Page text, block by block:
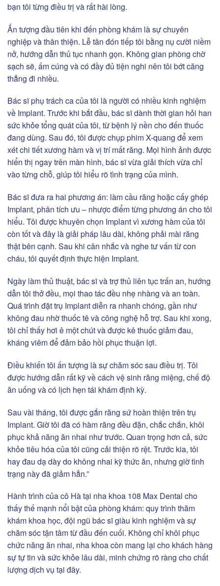
bạn tôi từng điều trị và rất hài lòng.
Ấn tượng đầu tiên khi đến phòng khám là sự chuyên
nghiệp và thân thiện. Lễ tân đón tiếp tôi bằng nụ cười niềm
nở, hướng dẫn thủ tục nhanh gọn. Không gian phòng chờ
sạch sẽ, ấm cúng và có đầy đủ tiện nghi nên tôi bớt căng
thẳng đi nhiều.
Bác sĩ phụ trách ca của tôi là người có nhiều kinh nghiệm
về Implant. Trước khi bắt đầu, bác sĩ dành thời gian hỏi han
sức khỏe tổng quát của tôi, từ bệnh lý nền cho đến thuốc
đang dùng. Sau đó, tôi được chụp phim X-quang để xem
xét chi tiết xương hàm và vị trí mất răng. Mọi hình ảnh được
hiển thị ngay trên màn hình, bác sĩ vừa giải thích vừa chỉ
vào từng chỗ, giúp tôi hiểu rõ tình trạng của mình.
Bác sĩ đưa ra hai phương án: làm cầu răng hoặc cấy ghép
Implant, phân tích ưu – nhược điểm từng phương án cho tôi
hiểu. Tôi được khuyên chọn Implant vì xương hàm của tôi
còn tốt và đây là giải pháp lâu dài, không phải mài răng
thật bên cạnh. Sau khi cân nhắc và nghe tư vấn từ con
cháu, tôi quyết định thực hiện Implant.
Ngày làm thủ thuật, bác sĩ và trợ thủ liên tục trấn an, hướng
dẫn tôi thở đều, mọi thao tác đều nhẹ nhàng và an toàn.
Quá trình đặt trụ Implant diễn ra nhanh chóng, gần như
không đau nhờ thuốc tê và công nghệ hỗ trợ. Sau khi xong,
tôi chỉ thấy hơi ê một chút và được kê thuốc giảm đau,
kháng viêm để đảm bảo hồi phục thuận lợi.
Điều khiến tôi ấn tượng là sự chăm sóc sau điều trị. Tôi
được hướng dẫn rất kỹ về cách vệ sinh răng miệng, chế độ
ăn uống và có lịch hẹn tái khám định kỳ.
Sau vài tháng, tôi được gắn răng sứ hoàn thiện trên trụ
Implant. Giờ tôi đã có hàm răng đều đặn, chắc chắn, khôi
phục khả năng ăn nhai như trước. Quan trọng hơn cả, sức
khỏe tiêu hóa của tôi cũng cải thiện rõ rệt. Trước kia, tôi
hay đau dạ dày do không nhai kỹ thức ăn, nhưng giờ tình
trạng này đã giảm hẳn.”
Hành trình của cô Hà tại nha khoa 108 Max Dental cho
thấy thế mạnh nổi bật của phòng khám: quy trình thăm
khám khoa học, đội ngũ bác sĩ giàu kinh nghiệm và sự
chăm sóc tận tâm từ đầu đến cuối. Không chỉ khôi phục
chức năng ăn nhai, nha khoa còn mang lại cho khách hàng
sự tự tin và sức khỏe lâu dài, minh chứng rõ ràng cho chất
lượng dịch vụ tại đây.